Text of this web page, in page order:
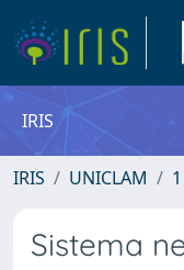
IRIS
IRIS UNICLAM
Sistema